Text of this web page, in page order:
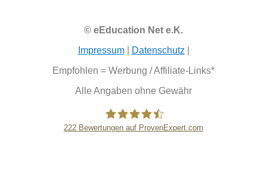
© eEducation Net e.K.
Impressum| Datenschutz
Empfohlen = Werbung / Affiliate-Links*
Alle Angaben ohne Gewähr
222 Bewertungen auf ProvenExpert.com